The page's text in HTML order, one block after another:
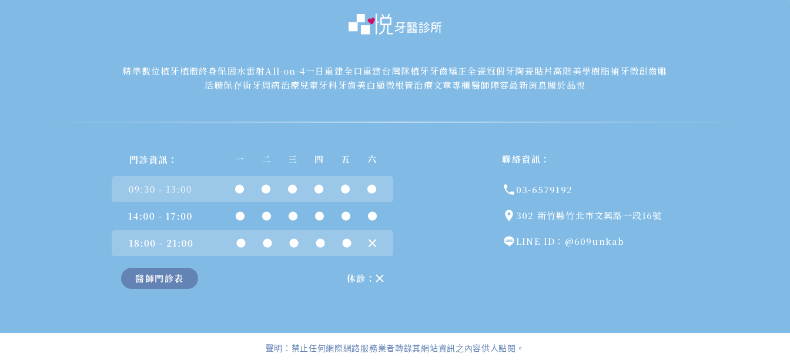
精準數位植牙植體終身保固水雷射All-on-4一日重建全口重建台灣隊植牙牙齒矯正全瓷冠假牙陶瓷貼片高階美學樹脂補牙微創齒雕
活髓保存術牙周病治療兒童牙科牙齒美白顯微根管治療文章專欄醫師陣容最新消息關於品悅
醫師門診表 休診：
聯絡資訊：
03-6579192
302 新竹縣竹北市文興路一段16號
LINE ID：@609unkab
聲明：禁止任何網際網路服務業者轉錄其網站資訊之內容供人點閱。